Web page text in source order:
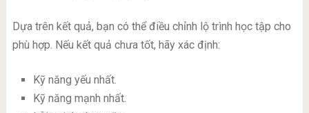
Dựa trên kết quả, bạn có thể điều chỉnh lộ trình học tập cho
phù hợp. Nếu kết quả chưa tốt, hãy xác định:
Kỹ năng yếu nhất.
Kỹ năng mạnh nhất.